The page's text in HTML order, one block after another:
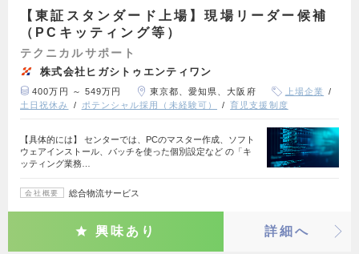
【東証スタンダード上場】現場リーダー候補
（PCキッティング等）
テクニカルサポート
株式会社ヒガシトゥエンティワン
400万円 ～ 549万円 東京都、愛知県、大阪府
上場企業
土日祝休み
ポテンシャル採用（未経験可） 育児支援制度
【具体的には】 センターでは、PCのマスター作成、ソフト
ウェアインストール、バッチを使った個別設定など の「キ
ッティング業務…
会社概要 総合物流サービス
興味あり 詳細へ